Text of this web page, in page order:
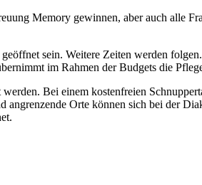
Memory gewinnen, aber auch alle
sein. Weitere Zeiten werden
im Rahmen der Budgets die
Bei einem kostenfreien
angrenzende Orte können sich bei der